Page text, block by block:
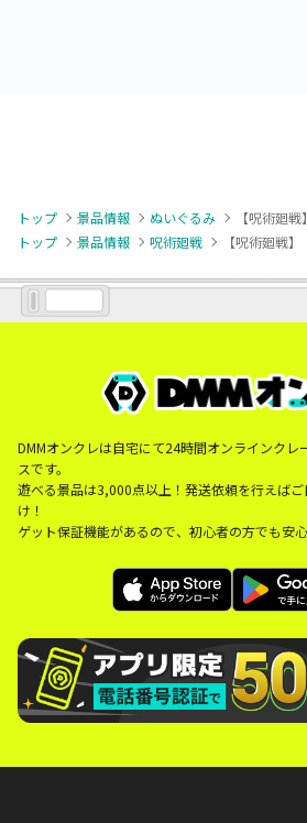
トップ 景品情報 ぬいぐるみ
トップ
景品情報 呪術廻戦
DMMオンクレは自宅にて24時間オンラインクレ
スです。
遊べる景品は3,000点以上！発送依頼を行えば
け！
ゲット保証機能があるので、初心者の方でも安心